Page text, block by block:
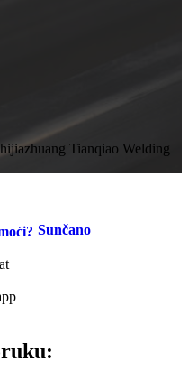
Tianqiao Welding
Sunčano